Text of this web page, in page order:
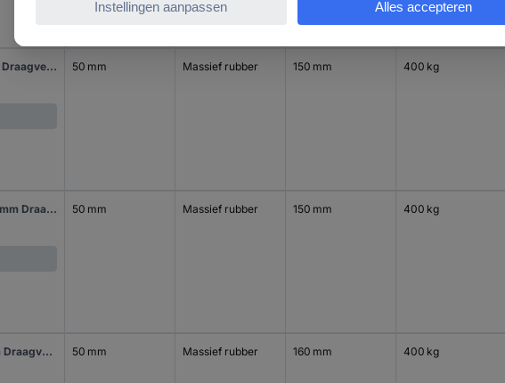
Blickle B-ALEV 150K Bokwiel Wieldiameter: 150 mm Draagvermogen (max.): 400 kg 1 stuk(s) 50 mm Massief rubber 150 mm 400 kg
Blickle B-ALEV 150K-SG Bokwiel Wieldiameter: 150 mm Draagvermogen (max.): 400 kg 1 stuk(s) 50 mm Massief rubber 150 mm 400 kg
Blickle B-ALEV 160K Bokwiel Wieldiameter: 160 mm Draagvermogen (max.): 400 kg 1 stuk(s) 50 mm Massief rubber 160 mm 400 kg